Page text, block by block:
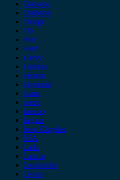
Daewoo
Daihatsu
Dodge
DS
Fiat
Ford
Geely
Gonow
Honda
Hyundai
Isuzu
iveco
Jaecoo
Jaguar
Jeep Chrysler
KIA
Lada
Lancia
Leapmotor
Lexus